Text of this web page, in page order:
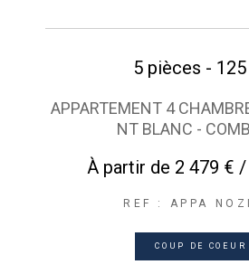
5 pièces - 125
APPARTEMENT 4
NT BLANC -
À partir de 2 479 €
REF : APPA
COUP DE COEUR